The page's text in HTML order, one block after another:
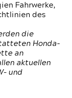
Fahrwerke,
des
die
Honda-
an
aktuellen
und